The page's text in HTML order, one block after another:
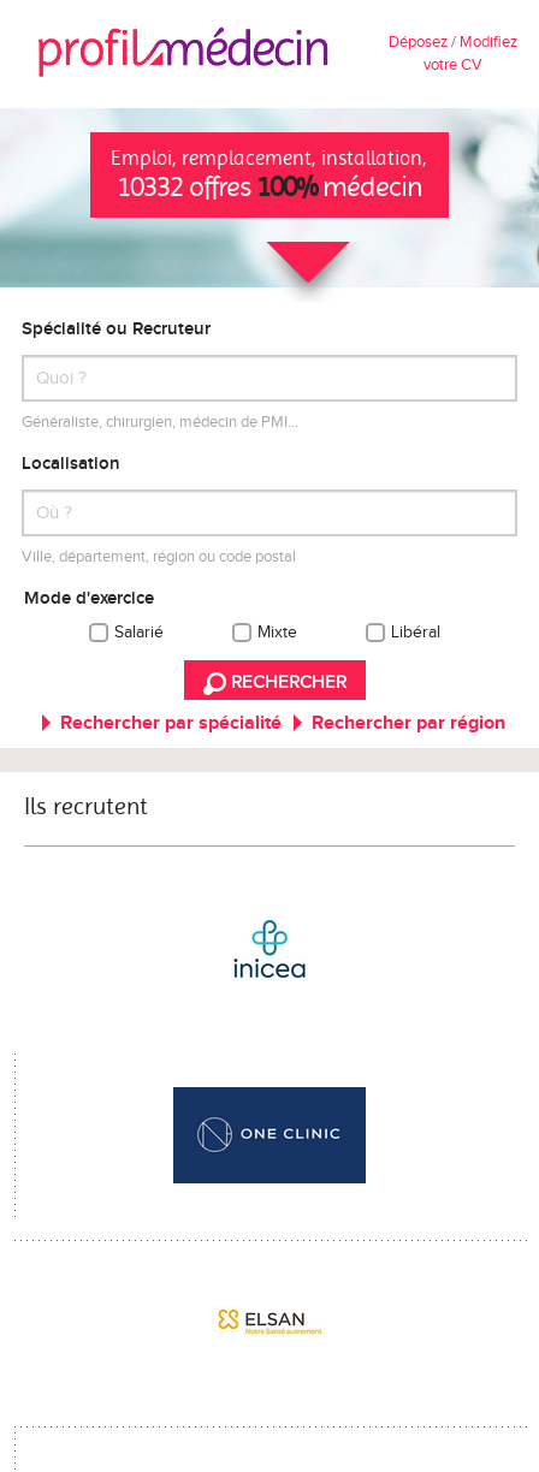
Déposez / Modifiez
votre CV
Emploi, remplacement, installation,
10332 offres 100%médecin
Spécialité ou Recruteur
Généraliste, chirurgien, médecin de PMI…
Localisation
Ville, département, région ou code postal
Mode d'exercice
Salarié Mixte Libéral
RECHERCHER
Rechercher par spécialité Rechercher par région
Ils recrutent